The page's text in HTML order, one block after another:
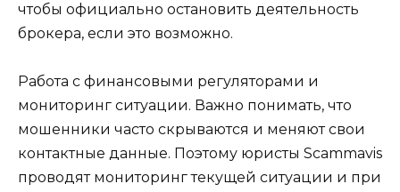
чтобы официально остановить деятельность
брокера, если это возможно.
Работа с финансовыми регуляторами и
мониторинг ситуации. Важно понимать, что
мошенники часто скрываются и меняют свои
контактные данные. Поэтому юристы Scammavis
проводят мониторинг текущей ситуации и при